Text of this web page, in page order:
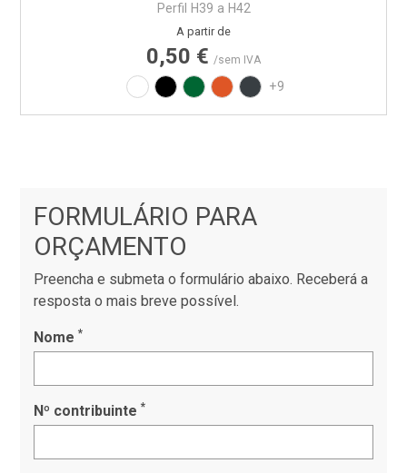
Perfil H39 a H42
Preço
A partir de
0,50 € /sem IVA
BrancoPreto Verde RAL6029
Laranja RAL2004
Cinza RAL7016
+9
FORMULÁRIO PARA
ORÇAMENTO
Preencha e submeta o formulário abaixo. Receberá a
resposta o mais breve possível.
Nome*
Nº contribuinte*